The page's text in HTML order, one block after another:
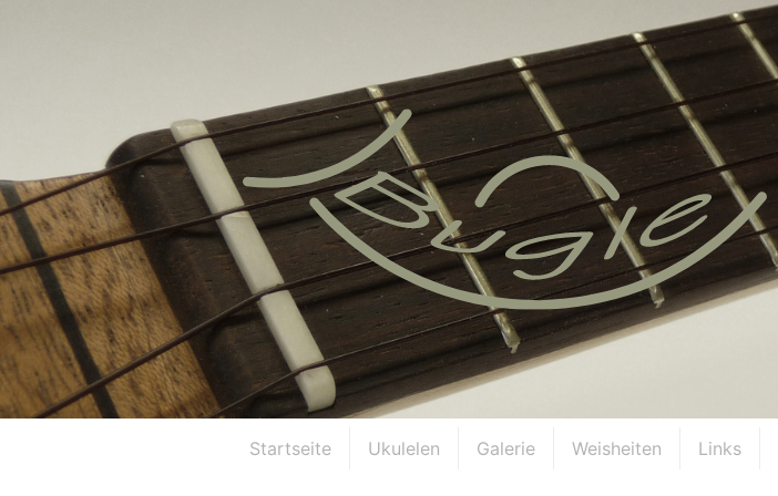
Startseite Ukulelen Galerie Weisheiten Links